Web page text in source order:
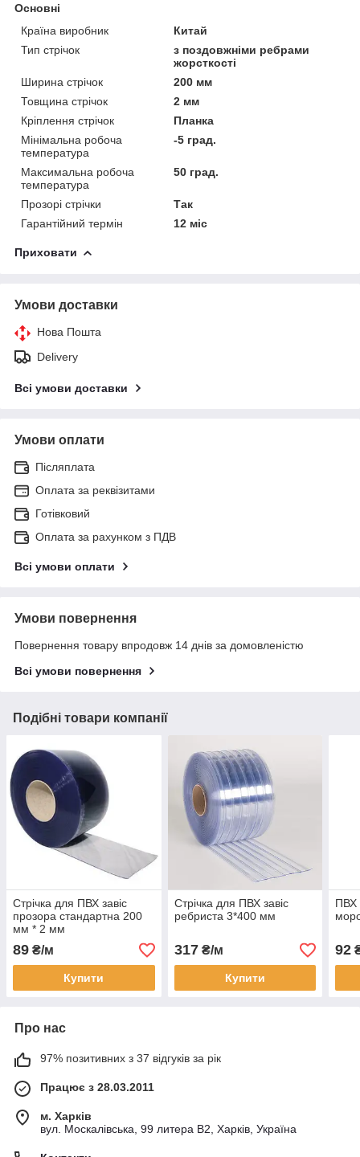
Основні
Країна виробник
Китай
Тип стрічок
з поздовжніми ребрами
жорсткості
Ширина стрічок
200 мм
Товщина стрічок
2 мм
Кріплення стрічок
Планка
Мінімальна робоча
температура
-5 град.
Максимальна робоча
температура
50 град.
Прозорі стрічки
Так
Гарантійний термін
12 міс
Приховати
Умови доставки
Нова Пошта
Delivery
Всі умови доставки
Умови оплати
Післяплата
Оплата за реквізитами
Готівковий
Оплата за рахунком з ПДВ
Всі умови оплати
Умови повернення
Повернення товару впродовж 14 днів за домовленістю
Всі умови повернення
Подібні товари компанії
Стрічка для ПВХ завіс
прозора стандартна 200
мм * 2 мм
89 ₴/м
Купити
Стрічка для ПВХ завіс
ребриста 3*400 мм
317₴/м
Купити
ПВХ
92
Про нас
97% позитивних з 37 відгуків за рік
Працює з 28.03.2011
м. Харків
вул. Москалівська, 99 литера В2, Харків, Україна